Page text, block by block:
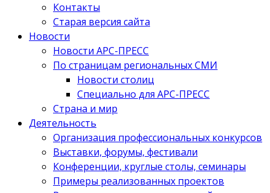
Контакты
Старая версия сайта
Новости
Новости АРС-ПРЕСС
По страницам региональных СМИ
Новости столиц
Специально для АРС-ПРЕСС
Страна и мир
Деятельность
Организация профессиональных конкурсов
Выставки, форумы, фестивали
Конференции, круглые столы, семинары
Примеры реализованных проектов